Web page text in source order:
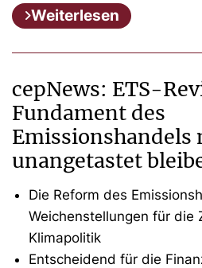
Weiterlesen
cepNews: ETS-
Fundament des
Emissionshandels
unangetastet
Die Reform des
Weichenstellungen für die
Klimapolitik
Entscheidend für die